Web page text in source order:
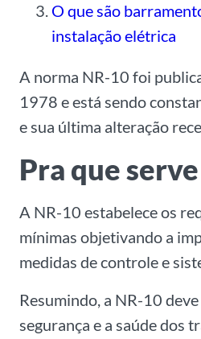
O que são
instalação elétrica
A norma NR-10 foi
1978 e está sendo
e sua última alteração
Pra que
A NR-10 estabelece os
mínimas objetivando a
medidas de controle e
Resumindo, a NR-10
segurança e a saúde dos